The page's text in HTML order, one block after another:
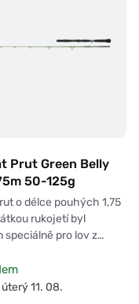
Prut Green Belly
50-125g
o délce pouhých 1,75
rukojetí byl
speciálně pro lov z…
11. 08.